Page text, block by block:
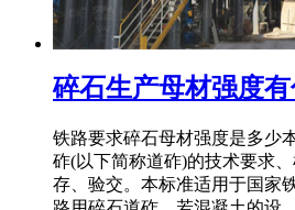
碎石生产母材强度
铁路要求碎石母材强度是多少
砟(以下简称道砟)的技术要求
存、验交。本标准适用于国家